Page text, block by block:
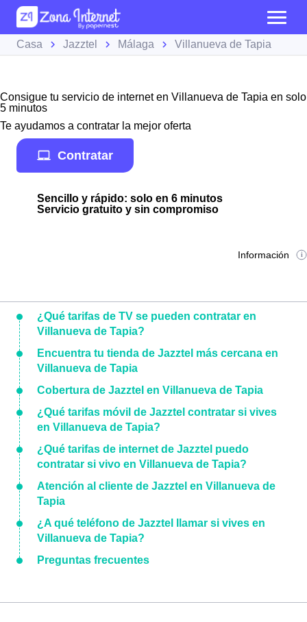
Casa Jazztel Málaga Villanueva de Tapia
Consigue tu servicio de internet en Villanueva de Tapia en solo
5 minutos
Te ayudamos a contratar la mejor oferta
Contratar
Sencillo y rápido: solo en 6 minutos
Servicio gratuito y sin compromiso
Información
¿Qué tarifas de TV se pueden contratar en
Villanueva de Tapia?
Encuentra tu tienda de Jazztel más cercana en
Villanueva de Tapia
Cobertura de Jazztel en Villanueva de Tapia
¿Qué tarifas móvil de Jazztel contratar si vives
en Villanueva de Tapia?
¿Qué tarifas de internet de Jazztel puedo
contratar si vivo en Villanueva de Tapia?
Atención al cliente de Jazztel en Villanueva de
Tapia
¿A qué teléfono de Jazztel llamar si vives en
Villanueva de Tapia?
Preguntas frecuentes